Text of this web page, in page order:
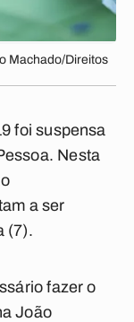
Machado/Direitos
foi suspensa
Nesta
a ser
(7).
fazer o
João